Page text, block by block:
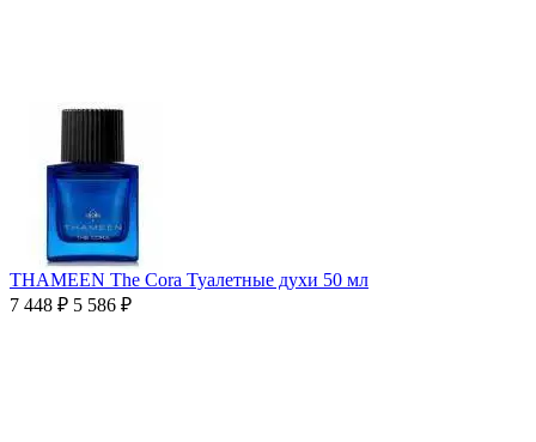
THAMEEN The Cora Туалетные духи 50 мл
7 448 ₽ 5 586 ₽